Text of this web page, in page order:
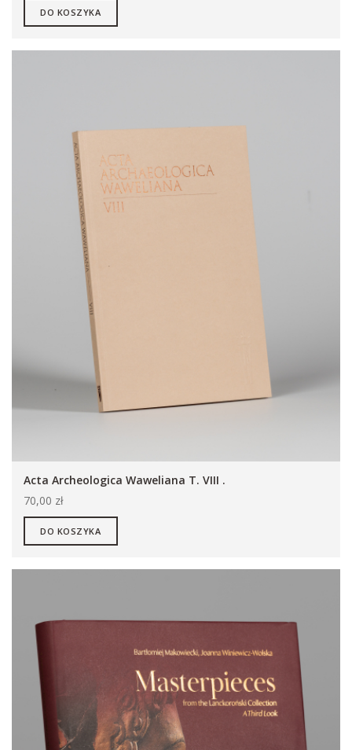
DO KOSZYKA
Acta Archeologica Waweliana T. VIII .
70,00 zł
DO KOSZYKA